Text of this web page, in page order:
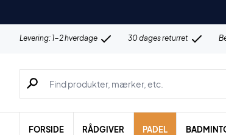
Levering: 1-2 hverdage 30 dages returret
Søg efter produkter, mærker etc.
FORSIDE RÅDGIVER PADEL